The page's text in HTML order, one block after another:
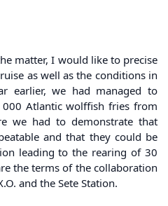
matter, I would like to precise
as well as the conditions in
earlier, we had managed to
Atlantic wolffish fries from
we had to demonstrate that
and that they could be
leading to the rearing of 30
the terms of the collaboration
and the Sete Station.